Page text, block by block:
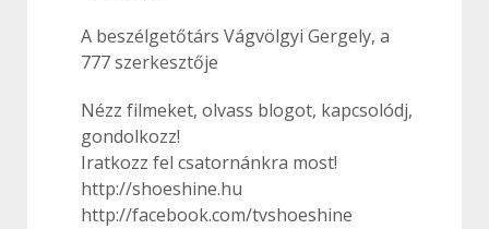
A beszélgetőtárs Vágvölgyi Gergely, a
777 szerkesztője
Nézz filmeket, olvass blogot, kapcsolódj,
gondolkozz!
Iratkozz fel csatornánkra most!
http://shoeshine.hu
http://facebook.com/tvshoeshine